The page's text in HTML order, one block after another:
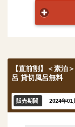
【直前割】＜素泊
呂 貸切風呂無料
販売期間 2024年01